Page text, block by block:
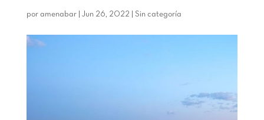
por amenabar| Jun 26, 2022 Sin categoría